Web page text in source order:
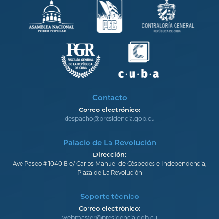
Contacto
Correo electrónico:
despacho@presidencia.gob.cu
Palacio de La Revolución
Dirección:
Ave Paseo # 1040 B e/ Carlos Manuel de Céspedes e Independencia,
Plaza de La Revolución
Soporte técnico
Correo electrónico:
webmaster@presidencia.gob.cu